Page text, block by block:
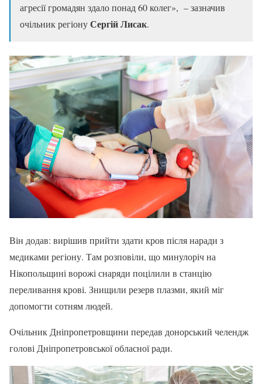
агресії громадян здало понад 60 колег», – зазначив
очільник регіонуСергій Лисак.
Він додав: вирішив прийти здати кров після наради з
медиками регіону. Там розповіли, що минулоріч на
Нікопольщині ворожі снаряди поцілили в станцію
переливання крові. Знищили резерв плазми, який міг
допомогти сотням людей.
Очільник Дніпропетровщини передав донорський челендж
голові Дніпропетровської обласної ради.